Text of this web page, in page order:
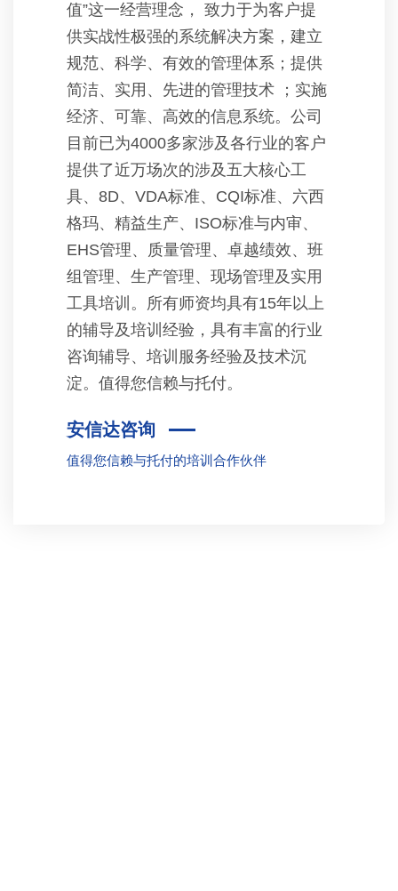
值”这一经营理念， 致力于为客户提
供实战性极强的系统解决方案，建立
规范、科学、有效的管理体系；提供
简洁、实用、先进的管理技术 ；实施
经济、可靠、高效的信息系统。公司
目前已为4000多家涉及各行业的客户
提供了近万场次的涉及五大核心工
具、8D、VDA标准、CQI标准、六西
格玛、精益生产、ISO标准与内审、
EHS管理、质量管理、卓越绩效、班
组管理、生产管理、现场管理及实用
工具培训。所有师资均具有15年以上
的辅导及培训经验，具有丰富的行业
咨询辅导、培训服务经验及技术沉
淀。值得您信赖与托付。
安信达咨询
值得您信赖与托付的培训合作伙伴